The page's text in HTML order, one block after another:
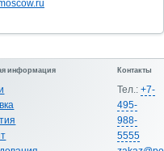
информация Контакты
Тел.: +7-
495-
988-
5555